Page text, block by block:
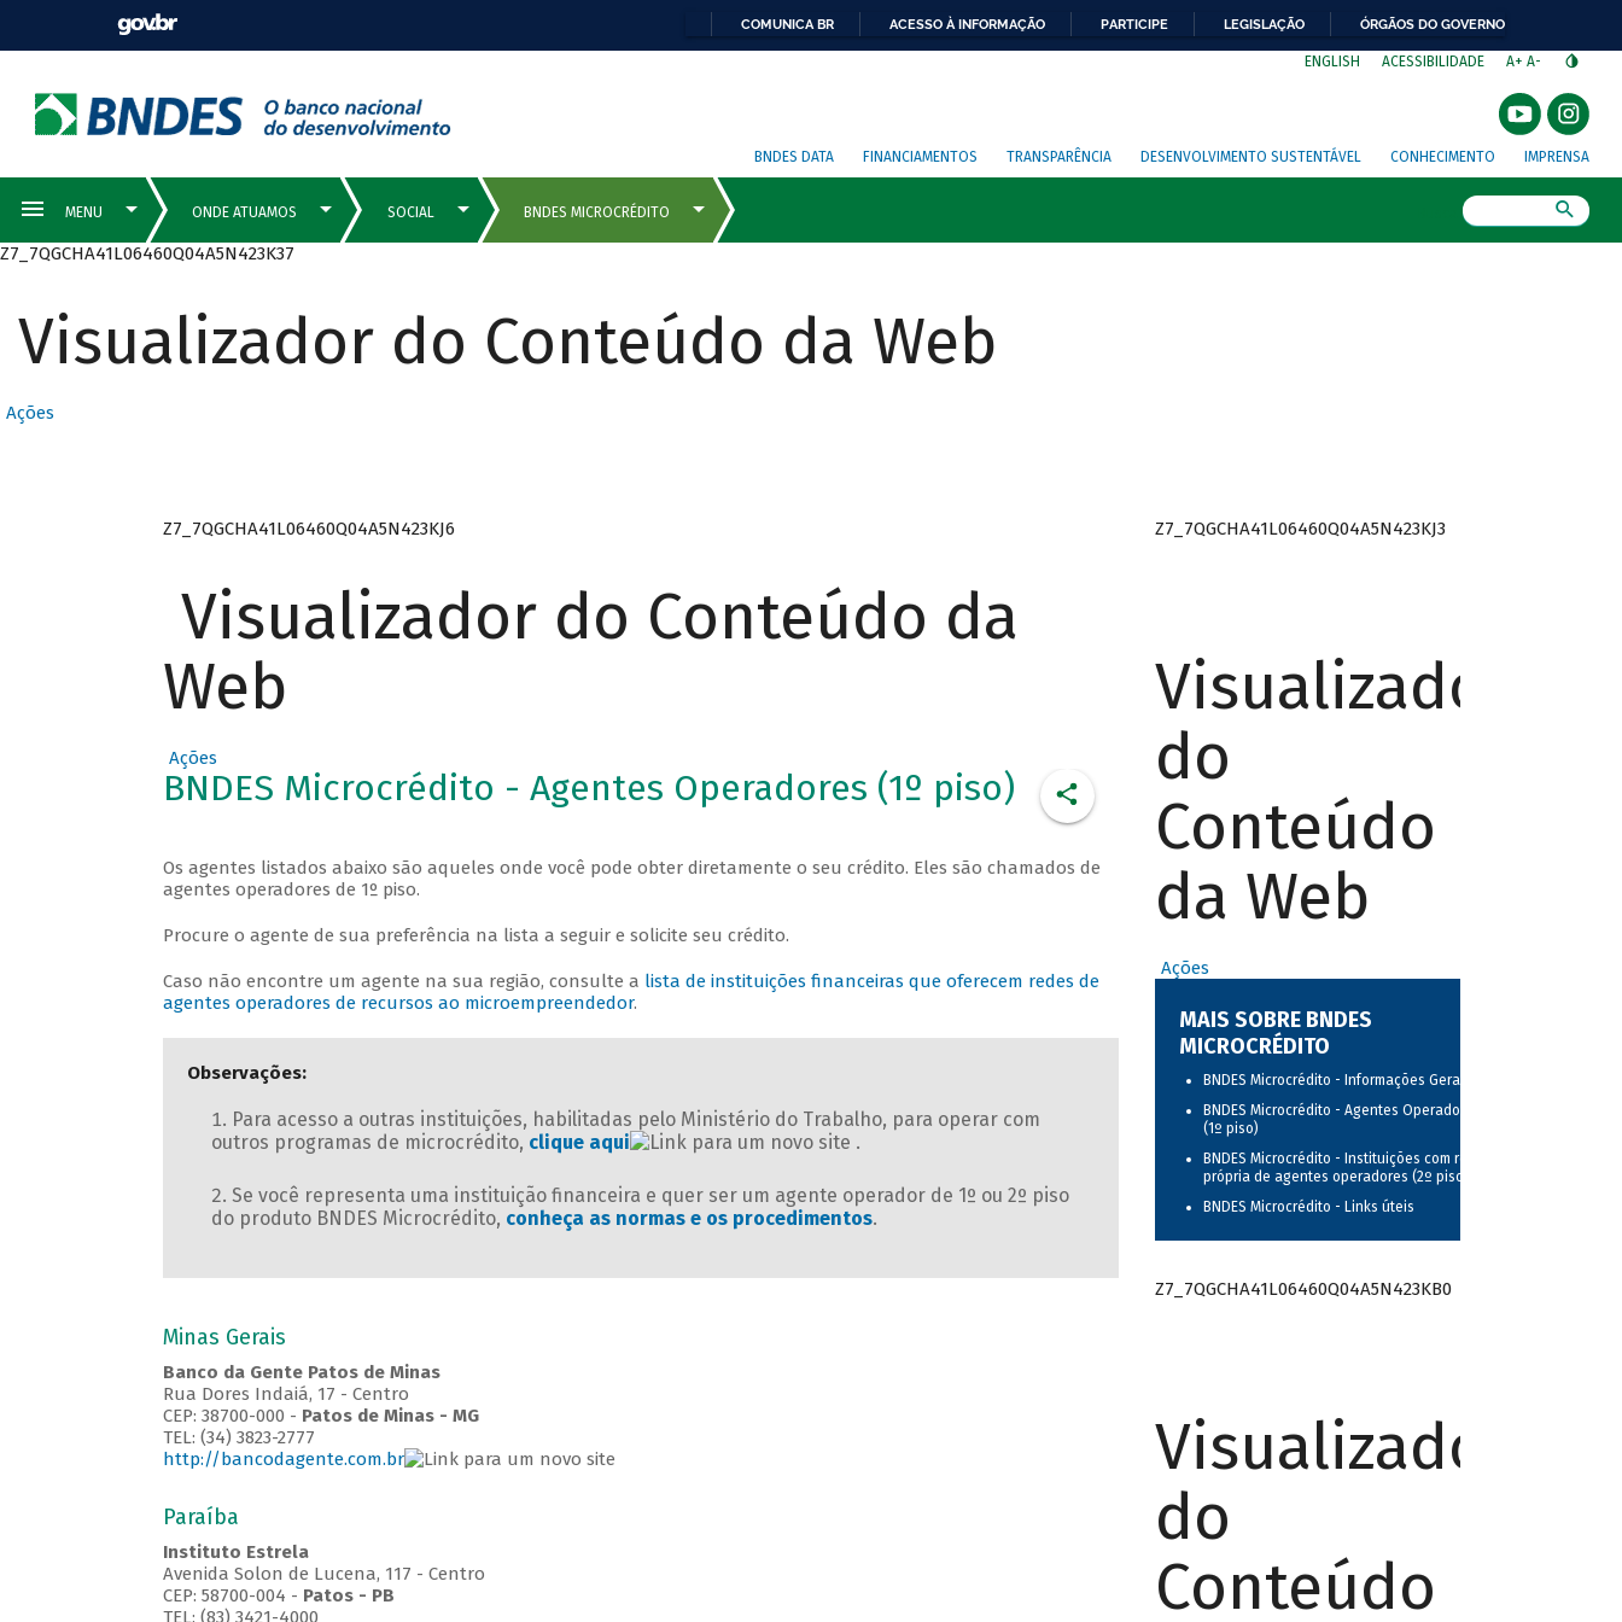
COMUNICA BR ACESSO À INFORMAÇÃO PARTICIPE LEGISLAÇÃO ÓRGÃOS DO GOVERNO
ENGLISH ACESSIBILIDADE A+ A-
BNDES DATA FINANCIAMENTOS TRANSPARÊNCIA DESENVOLVIMENTO SUSTENTÁVEL CONHECIMENTO IMPRENSA
Z7_7QGCHA41L06460Q04A5N423K37
Visualizador do Conteúdo da Web
Ações
Z7_7QGCHA41L06460Q04A5N423KJ6
Visualizador do Conteúdo da
Web
Ações
BNDES Microcrédito - Agentes Operadores (1º piso)
Os agentes listados abaixo são aqueles onde você pode obter diretamente o seu crédito. Eles são chamados de
agentes operadores de 1º piso.
Procure o agente de sua preferência na lista a seguir e solicite seu crédito.
Caso não encontre um agente na sua região, consulte a lista de instituições financeiras que oferecem redes de
agentes operadores de recursos ao microempreendedor.
Observações:
Para acesso a outras instituições, habilitadas pelo Ministério do Trabalho, para operar com
outros programas de microcrédito, clique aqui .
Se você representa uma instituição financeira e quer ser um agente operador de 1º ou 2º piso
do produto BNDES Microcrédito, conheça as normas e os procedimentos.
Minas Gerais
Banco da Gente Patos de Minas
Rua Dores Indaiá, 17 - Centro
CEP: 38700-000 - Patos de Minas - MG
TEL: (34) 3823-2777
http://bancodagente.com.br
Paraíba
Instituto Estrela
Avenida Solon de Lucena, 117 - Centro
CEP: 58700-004 - Patos - PB
Z7_7QGCHA41L06460Q04A5N423KJ3
Visualizador
do
Conteúdo
da Web
Ações
MAIS SOBRE BNDES
MICROCRÉDITO
BNDES Microcrédito - Informações Gerais
BNDES Microcrédito - Agentes Operadores
(1º piso)
BNDES Microcrédito - Instituições com rede
própria de agentes operadores (2º piso)
BNDES Microcrédito - Links úteis
Z7_7QGCHA41L06460Q04A5N423KB0
Visualizador
do
Conteúdo